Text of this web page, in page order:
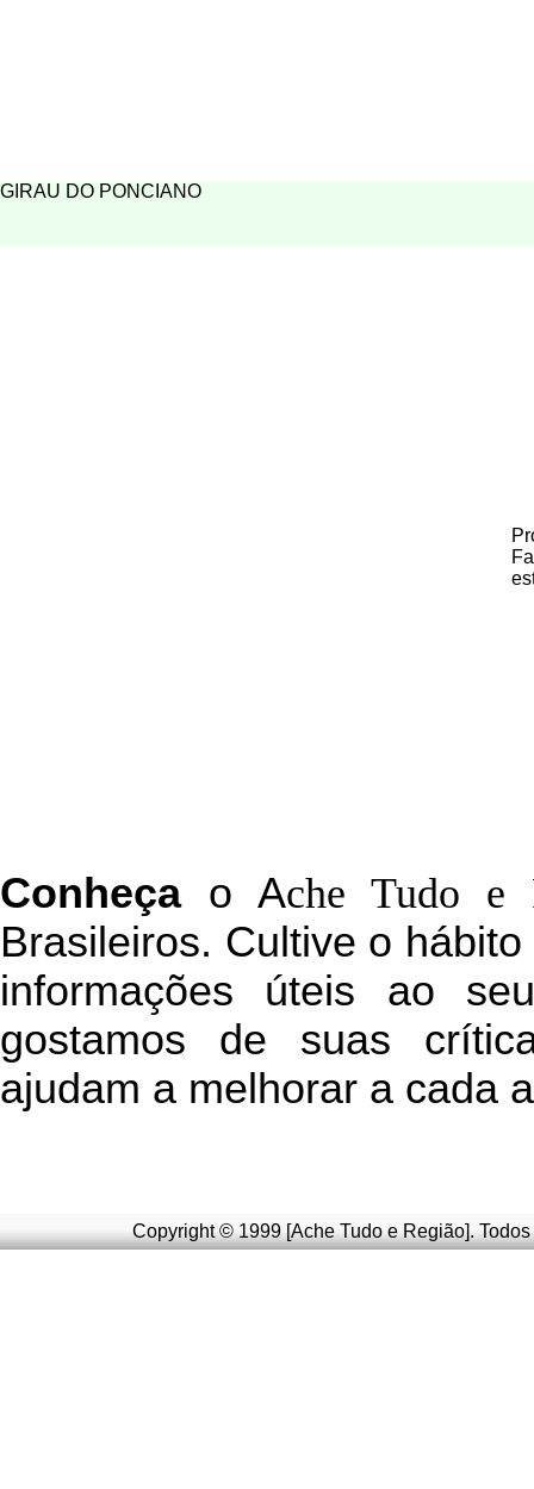
GIRAU DO PONCIANO
Conheçao Ache Tudo e
Brasileiros. Cultive o
informações úteis ao
gostamos de suas
ajudam a melhorar a cada
Copyright © 1999 [Ache Tudo e Região].